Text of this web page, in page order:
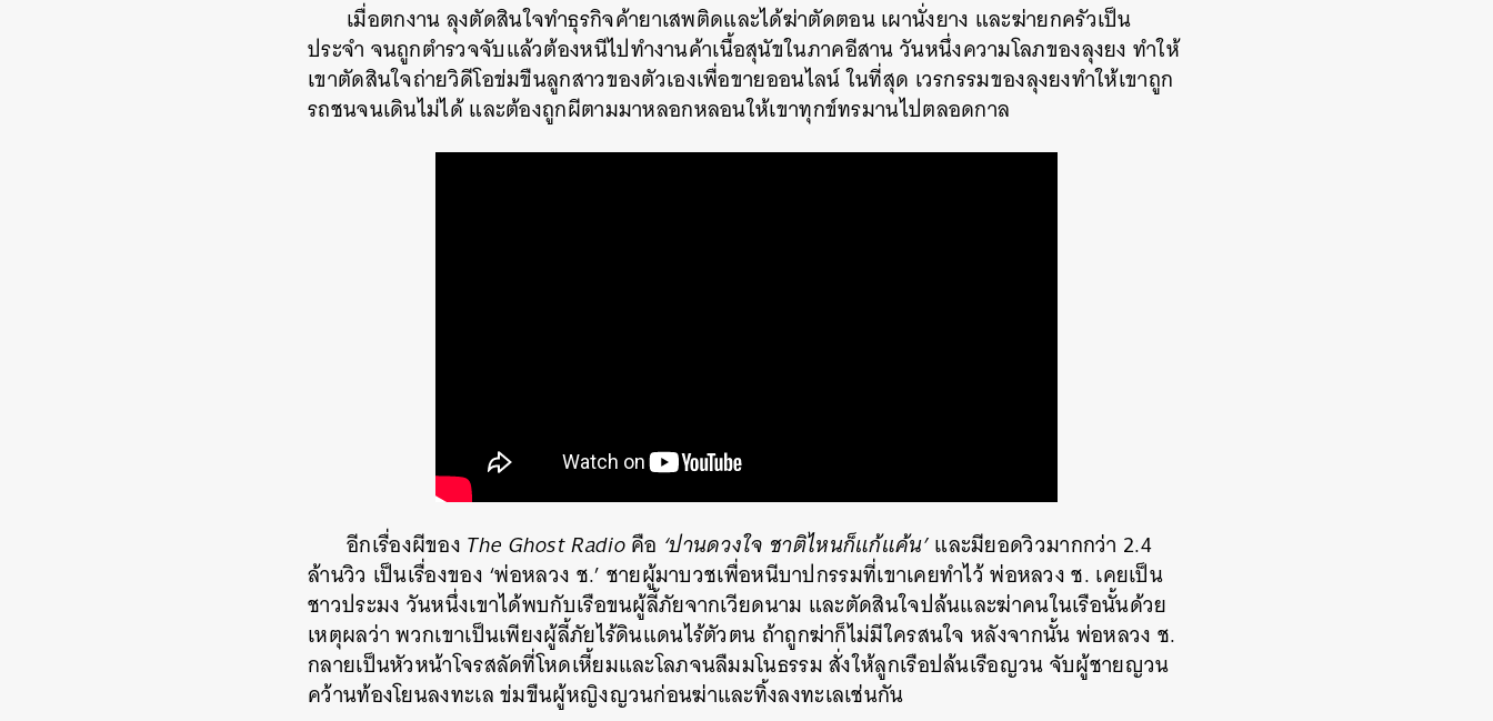
เมื่อตกงาน ลุงตัดสินใจทำธุรกิจค้ายาเสพติดและได้ฆ่าตัดตอน เผานั่งยาง และฆ่ายกครัวเป็น
ประจำ จนถูกตำรวจจับแล้วต้องหนีไปทำงานค้าเนื้อสุนัขในภาคอีสาน วันหนึ่งความโลภของลุงยง ทำให้
เขาตัดสินใจถ่ายวิดีโอข่มขืนลูกสาวของตัวเองเพื่อขายออนไลน์ ในที่สุด เวรกรรมของลุงยงทำให้เขาถูก
รถชนจนเดินไม่ได้ และต้องถูกผีตามมาหลอกหลอนให้เขาทุกข์ทรมานไปตลอดกาล
อีกเรื่องผีของ The Ghost Radioคือ ‘ปานดวงใจ ชาติไหนก็แก้แค้น’และมียอดวิวมากกว่า 2.4
ล้านวิว เป็นเรื่องของ ‘พ่อหลวง ช.’ ชายผู้มาบวชเพื่อหนีบาปกรรมที่เขาเคยทำไว้ พ่อหลวง ช. เคยเป็น
ชาวประมง วันหนึ่งเขาได้พบกับเรือขนผู้ลี้ภัยจากเวียดนาม และตัดสินใจปล้นและฆ่าคนในเรือนั้นด้วย
เหตุผลว่า พวกเขาเป็นเพียงผู้ลี้ภัยไร้ดินแดนไร้ตัวตน ถ้าถูกฆ่าก็ไม่มีใครสนใจ หลังจากนั้น พ่อหลวง ช.
กลายเป็นหัวหน้าโจรสลัดที่โหดเหี้ยมและโลภจนลืมมโนธรรม สั่งให้ลูกเรือปล้นเรือญวน จับผู้ชายญวน
คว้านท้องโยนลงทะเล ข่มขืนผู้หญิงญวนก่อนฆ่าและทิ้งลงทะเลเช่นกัน